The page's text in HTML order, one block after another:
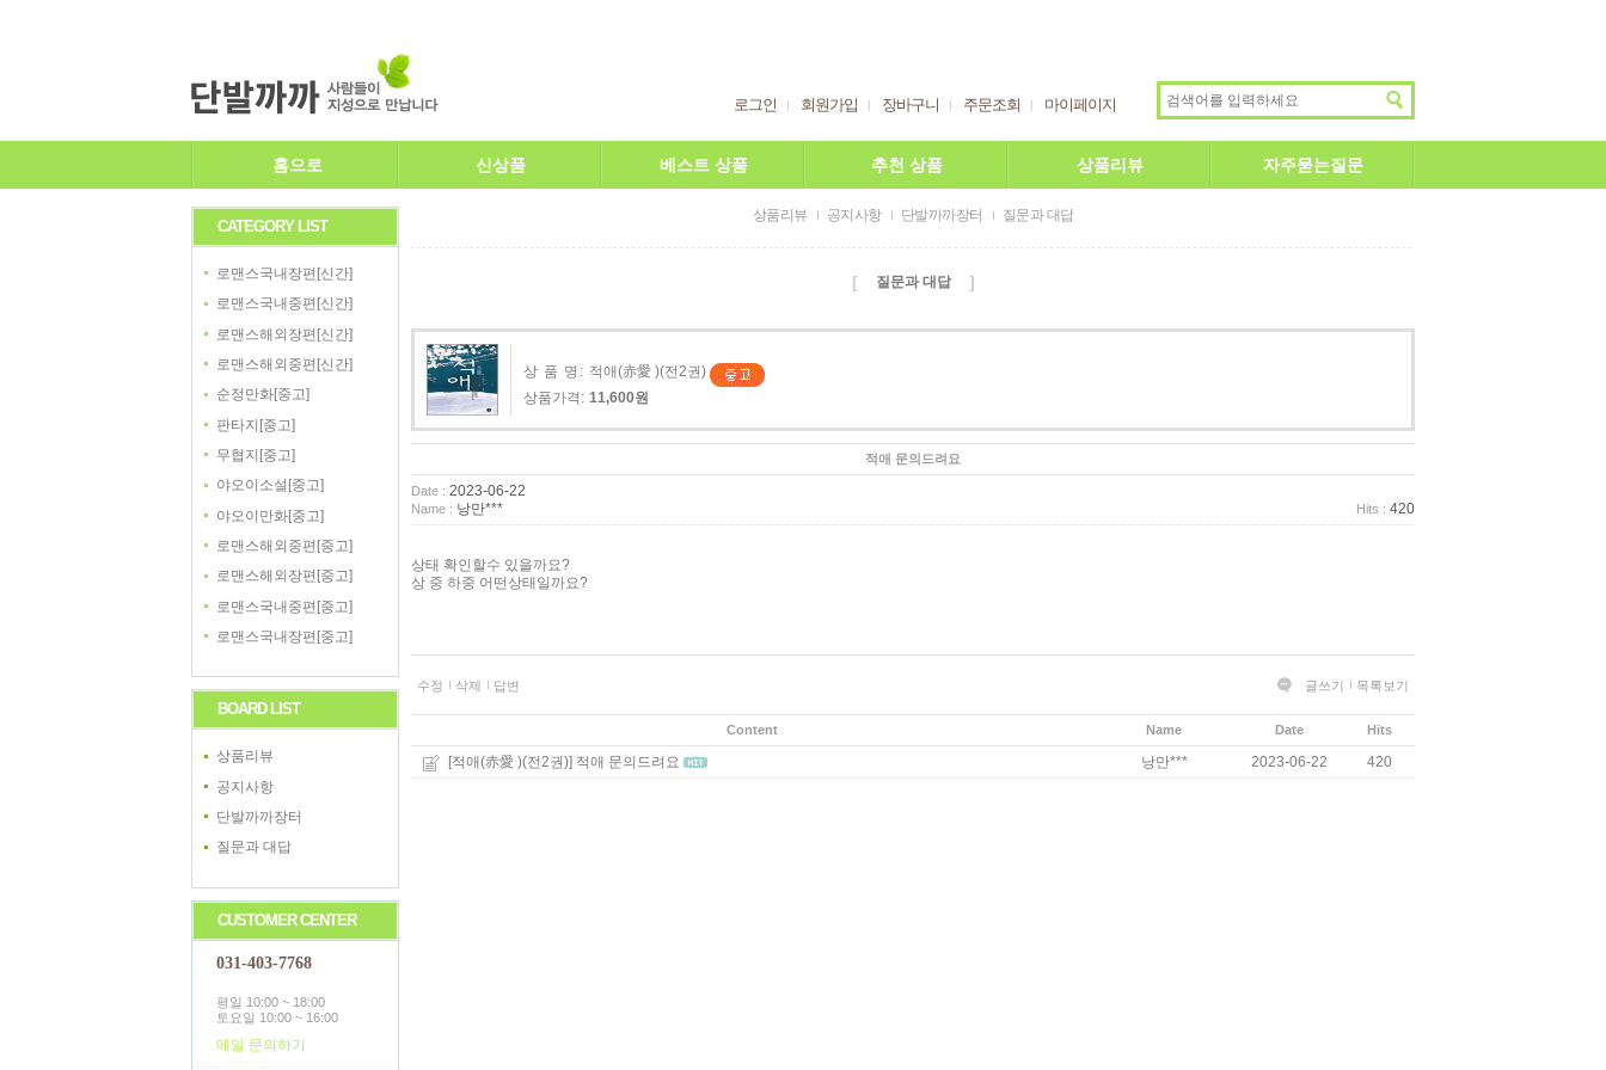
로그인 회원가입 장바구니 주문조회 마이페이지
홈으로 신상품 베스트 상품 추천 상품 상품리뷰 자주묻는질문
CATEGORY LIST
로맨스국내장편[신간]
로맨스국내중편[신간]
로맨스해외장편[신간]
로맨스해외중편[신간]
순정만화[중고]
판타지[중고]
무협지[중고]
야오이소설[중고]
야오이만화[중고]
로맨스해외중편[중고]
로맨스해외장편[중고]
로맨스국내중편[중고]
로맨스국내장편[중고]
BOARD LIST
상품리뷰
공지사항
단발까까장터
질문과 대답
CUSTOMER CENTER
031-403-7768
평일 10:00 ~ 18:00
토요일 10:00 ~ 16:00
메일 문의하기
상품리뷰 공지사항 단발까까장터 질문과 대답
[ 질문과 대답 ]
상 품 명: 적애(赤愛 )(전2권)
상품가격: 11,600원
적애 문의드려요
Date : 2023-06-22
Name : 낭만*** Hits : 420
상태 확인할수 있을까요?
상 중 하중 어떤상태일까요?
수정 삭제 답변 글쓰기 목록보기
Content Name Date Hits
[적애(赤愛 )(전2권)] 적애 문의드려요 낭만*** 2023-06-22 420